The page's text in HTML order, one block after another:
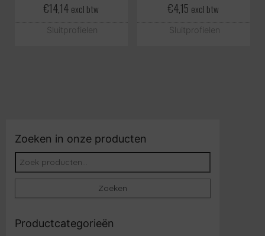
€14,14 excl btw
Sluitprofielen
€4,15 excl btw
Sluitprofielen
Zoeken in onze producten
Zoeken naar:
Zoeken
Productcategorieën